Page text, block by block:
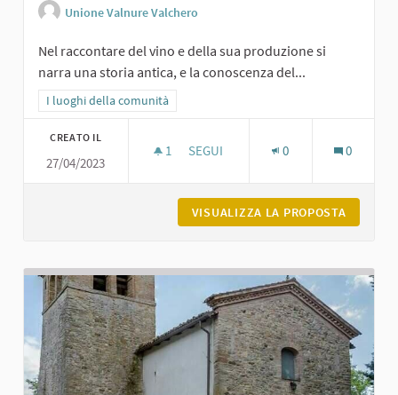
Unione Valnure Valchero
Nel raccontare del vino e della sua produzione si
narra una storia antica, e la conoscenza del...
Filtra i risultati per categoria: I luoghi della comunità
I luoghi della comunità
CREATO IL
27/04/2023
1 1 SOSTENITORI
SEGUI 0 0
VISUALIZZA LA PROPOSTA